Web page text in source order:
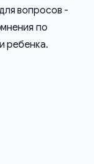
вопросов -
по
ребенка.